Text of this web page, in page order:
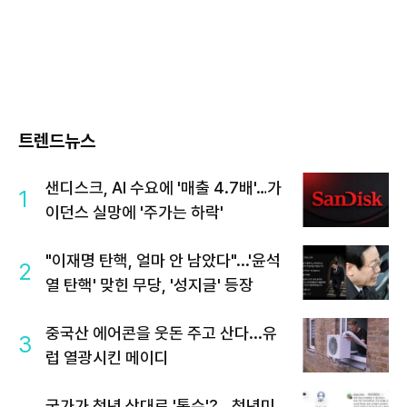
트렌드뉴스
1
샌디스크, AI 수요에 '매출 4.7배'…가
이던스 실망에 '주가는 하락'
2
"이재명 탄핵, 얼마 안 남았다"...'윤석
열 탄핵' 맞힌 무당, '성지글' 등장
3
중국산 에어콘을 웃돈 주고 산다...유
럽 열광시킨 메이디